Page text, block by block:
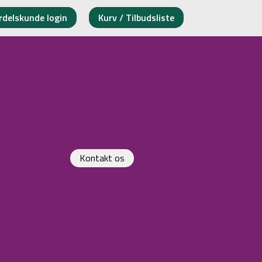
login Kurv / Tilbudsliste
Kontakt os